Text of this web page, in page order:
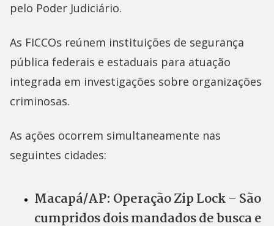
pelo Poder Judiciário.
As FICCOs reúnem instituições de segurança
pública federais e estaduais para atuação
integrada em investigações sobre organizações
criminosas.
As ações ocorrem simultaneamente nas
seguintes cidades:
Macapá/AP: Operação Zip Lock – São
cumpridos dois mandados de busca e